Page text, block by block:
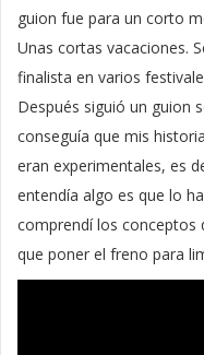
guion fue para un corto
Unas cortas vacaciones.
finalista en varios
Después siguió un guion
conseguía que mis
eran experimentales, es
entendía algo es que lo
comprendí los conceptos
que poner el freno para